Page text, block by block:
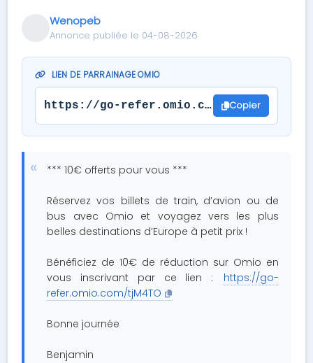
Wenopeb
Annonce publiée le 04-08-2026
LIEN DE PARRAINAGE OMIO
https://go-refer.omio.com/tjM4TO
Copier
*** 10€ offerts pour vous ***
Réservez vos billets de train, d’avion ou de
bus avec Omio et voyagez vers les plus
belles destinations d’Europe à petit prix !
Bénéficiez de 10€ de réduction sur Omio en
vous inscrivant par ce lien :
https://go-
refer.omio.com/tjM4TO
Bonne journée
Benjamin